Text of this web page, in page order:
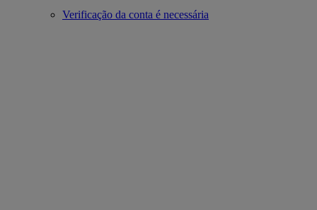
Verificação da conta é necessária